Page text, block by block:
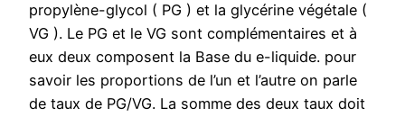
propylène-glycol ( PG ) et la glycérine végétale (
VG ). Le PG et le VG sont complémentaires et à
eux deux composent la Base du e-liquide. pour
savoir les proportions de l’un et l’autre on parle
de taux de PG/VG. La somme des deux taux doit